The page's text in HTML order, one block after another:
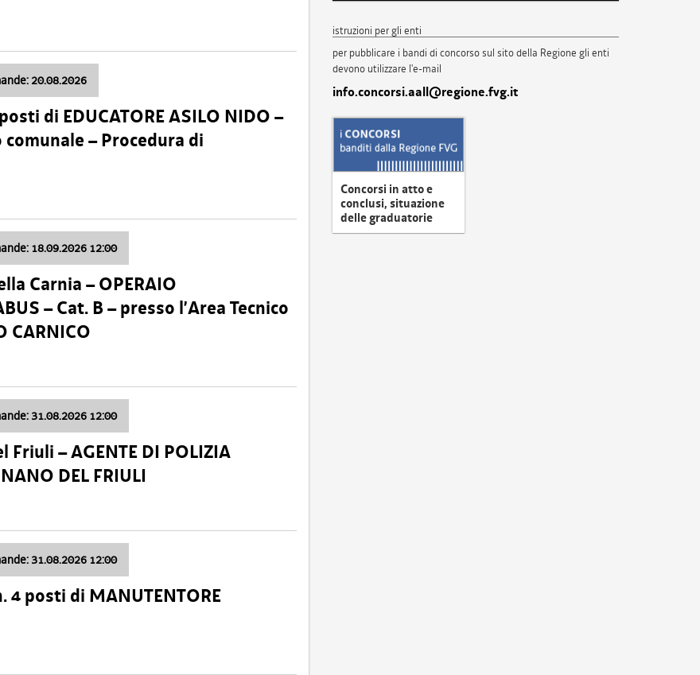
20.08.2026
di EDUCATORE ASILO NIDO –
comunale – Procedura di
18.09.2026 12:00
Carnia – OPERAIO
– Cat. B – presso l’Area Tecnico
CARNICO
31.08.2026 12:00
– AGENTE DI POLIZIA
DEL FRIULI
31.08.2026 12:00
4 posti di MANUTENTORE
istruzioni per gli enti
per pubblicare i bandi di concorso sul sito della Regione gli enti
devono utilizzare l'e-mail
info.concorsi.aall@regione.fvg.it
Concorsi in atto e
conclusi, situazione
delle graduatorie